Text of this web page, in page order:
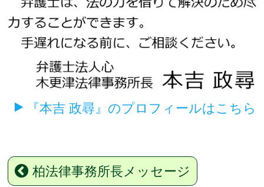
『本吉 政尋』のプロフィールはこちら
柏法律事務所長メッセージ